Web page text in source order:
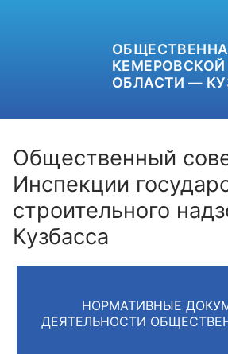
КЕМЕРОВСКОЙ
ОБЛАСТИ —
+7 (3842) 58-82-40
ОБРАТНАЯ СВЯЗЬ
Общественный
Инспекции
строительного
Кузбасса
НОРМАТИВНЫЕ
ДЕЯТЕЛЬНОСТИ